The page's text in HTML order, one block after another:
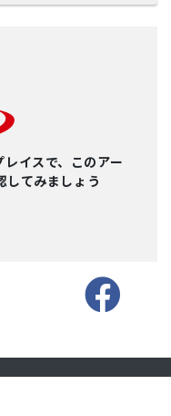
レイスで、このアー
してみましょう